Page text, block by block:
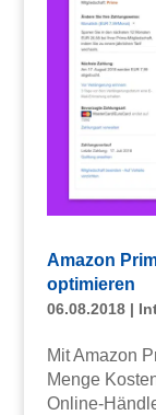
Amazon
optimieren
06.08.2018|
Mit Amazon
Menge
Online-